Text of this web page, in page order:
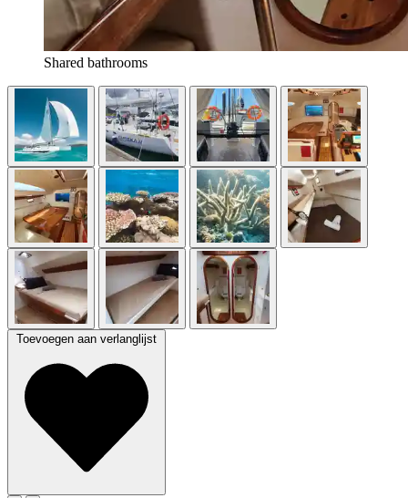
Shared bathrooms
Toevoegen aan verlanglijst